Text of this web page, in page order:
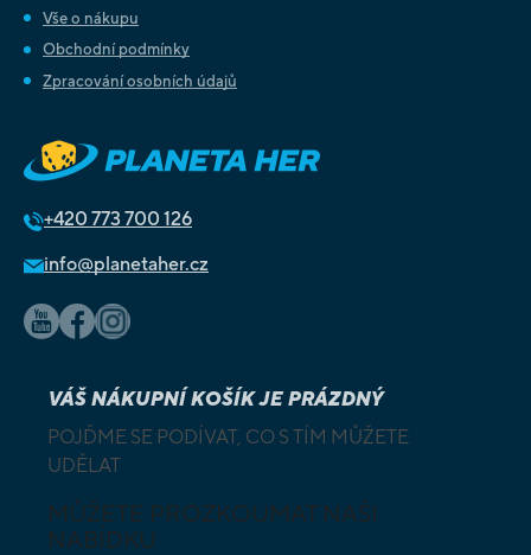
Vše o nákupu
Obchodní podmínky
Zpracování osobních údajů
+420 773 700 126
info@planetaher.cz
VÁŠ NÁKUPNÍ KOŠÍK JE PRÁZDNÝ
POJĎME SE PODÍVAT, CO S TÍM MŮŽETE
UDĚLAT
MŮŽETE PROZKOUMAT NAŠI
NABÍDKU